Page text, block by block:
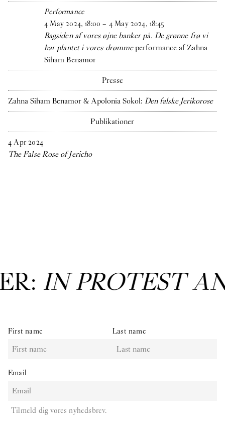
Performance
4 May 2024,18:00 – 4 May 2024, 18:45
Bagsiden af vores øjne banker på. De grønne frø vi
har plantet i vores drømmeperformance af Zahna
Siham Benamor
Presse
Zahna Siham Benamor & Apolonia Sokol: Den falske Jerikorose
Publikationer
4 Apr 2024
The False Rose of Jericho
IN PROTEST
First name Last name
Email
Tilmeld dig vores nyhedsbrev.